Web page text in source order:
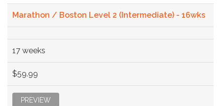
Marathon / Boston Level 2 (Intermediate) - 16wks
17 weeks
$59.99
PREVIEW